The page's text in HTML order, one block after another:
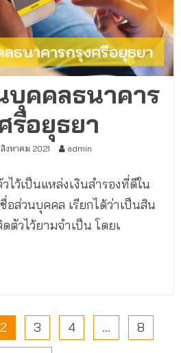
บุคคลธนาคาร
รีอยุธยา
งหาคม 2021 admin
ว้เป็นแหล่งเงินสำรองที่ดีใน
อส่วนบุคคล เรียกได้ว่าเป็นสิน
วไว้ยามจำเป็น โดยเ
2 3 4 …
8